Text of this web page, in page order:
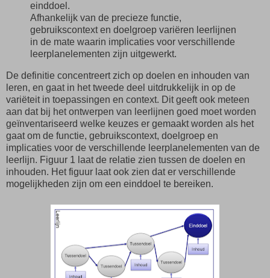
einddoel.
Afhankelijk van de precieze functie,
gebruikscontext en doelgroep variëren leerlijnen
in de mate waarin implicaties voor verschillende
leerplanelementen zijn uitgewerkt.
De definitie concentreert zich op doelen en inhouden van
leren, en gaat in het tweede deel uitdrukkelijk in op de
variëteit in toepassingen en context. Dit geeft ook meteen
aan dat bij het ontwerpen van leerlijnen goed moet worden
geïnventariseerd welke keuzes er gemaakt worden als het
gaat om de functie, gebruikscontext, doelgroep en
implicaties voor de verschillende leerplanelementen van de
leerlijn. Figuur 1 laat de relatie zien tussen de doelen en
inhouden. Het figuur laat ook zien dat er verschillende
mogelijkheden zijn om een einddoel te bereiken.